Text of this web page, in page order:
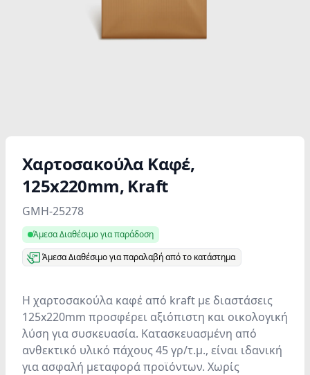
Χαρτοσακούλα Καφέ,
125x220mm, Kraft
Product information
GMH-25278
Άμεσα Διαθέσιμο για παράδοση
Άμεσα Διαθέσιμο για παραλαβή από το κατάστημα
Η χαρτοσακούλα καφέ από kraft με διαστάσεις
125x220mm προσφέρει αξιόπιστη και οικολογική
λύση για συσκευασία. Κατασκευασμένη από
ανθεκτικό υλικό πάχους 45 γρ/τ.μ., είναι ιδανική
για ασφαλή μεταφορά προϊόντων. Χωρίς